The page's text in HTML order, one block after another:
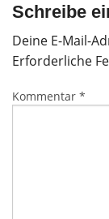
Schreibe
Deine E-Mail-
Erforderliche
Kommentar *